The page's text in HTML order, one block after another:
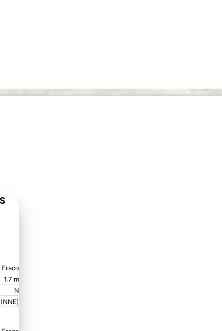
Fraco
1.7 m
N